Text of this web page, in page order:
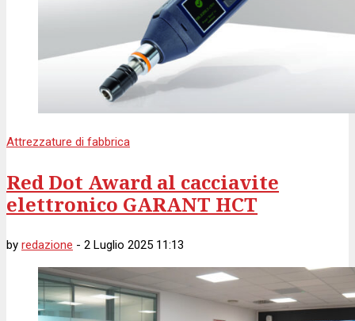
Attrezzature di fabbrica
Red Dot Award al cacciavite
elettronico GARANT HCT
by redazione - 2 Luglio 2025 11:13